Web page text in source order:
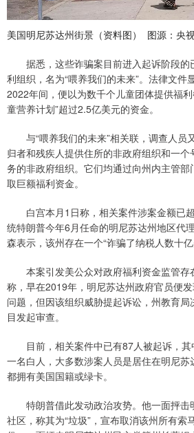
美国明尼苏达州街景（资料图） 图源：央
据悉，这些诈骗案目前进入起诉阶段的
利组织，名为“喂养我们的未来”。法律文件
2022年间，便以为数千个儿童团体提供福
童营养计划”超过2.5亿美元的资金。
与“喂养我们的未来”相关联，调查人员
归者和残疾人提供住所的非政府组织和一
务的非政府组织。它们均通过向州内主管
取巨额福利资金。
白宫本月1日称，相关案件涉案金额已
统特朗普今年6月任命的明尼苏达州地区代
森表示，该州存在一个“诈骗了纳税人数十亿
本案引发美公众对政府福利资金监管存
称，早在2019年，明尼苏达州政府官员便
问题，但因该组织威胁提起诉讼，州教育
目发起审查。
目前，相关案件中已有87人被起诉，其
一名白人，大多数涉案人员是居住在明尼
都拥有美国国籍或绿卡。
特朗普借此发动政治攻势。他一面抨击
社区，称其为“垃圾”，宣布取消该州所有索